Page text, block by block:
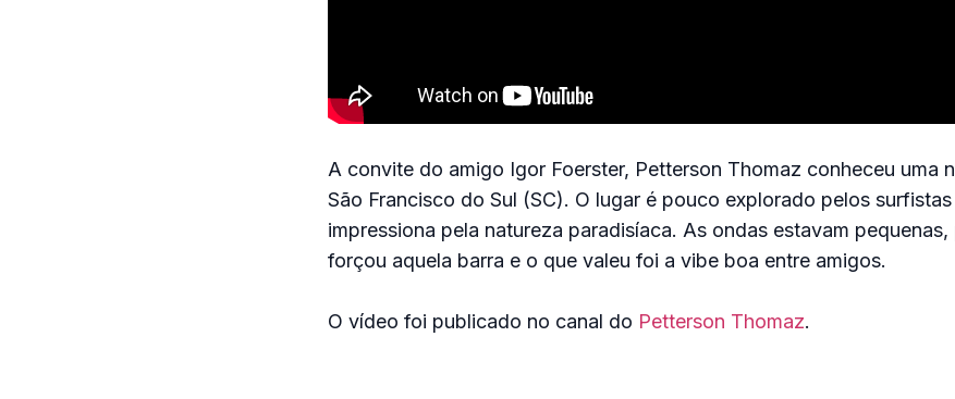
A convite do amigo Igor Foerster, Petterson Thomaz conheceu uma
São Francisco do Sul (SC). O lugar é pouco explorado pelos
impressiona pela natureza paradisíaca. As ondas estavam pequenas,
forçou aquela barra e o que valeu foi a vibe boa entre amigos.
O vídeo foi publicado no canal do Petterson Thomaz.